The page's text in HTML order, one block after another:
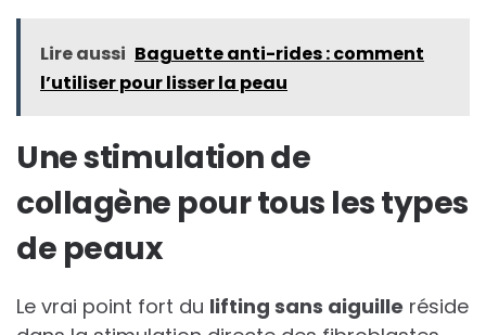
Lire aussi Baguette anti-rides : comment
l’utiliser pour lisser la peau
Une stimulation de
collagène pour tous les types
de peaux
Le vrai point fort du lifting sans aiguille réside